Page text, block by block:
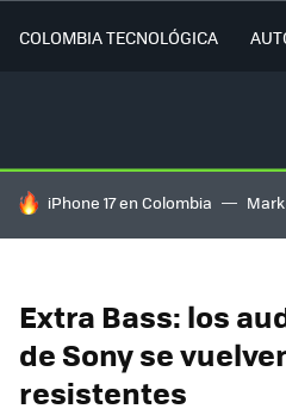
COLOMBIA TECNOLÓGICA
HOY SE HABLA DE
iPhone 17 en Colombia
Extra Bass: los
de Sony se
resistentes